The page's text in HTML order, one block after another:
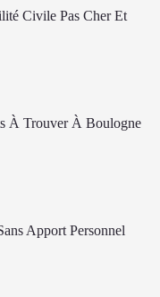
Civile Pas Cher Et
À Trouver À Boulogne
Apport Personnel